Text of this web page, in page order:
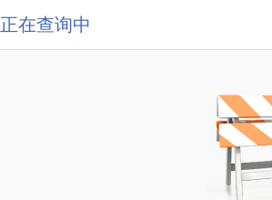
正在查询中